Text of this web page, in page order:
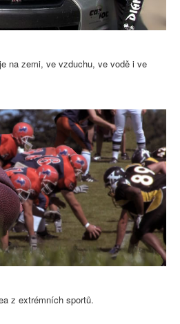
na zemi, ve vzduchu, ve vodě i ve
z extrémních sportů.